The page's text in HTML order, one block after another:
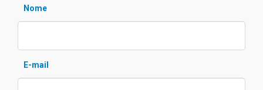
Nome
E-mail